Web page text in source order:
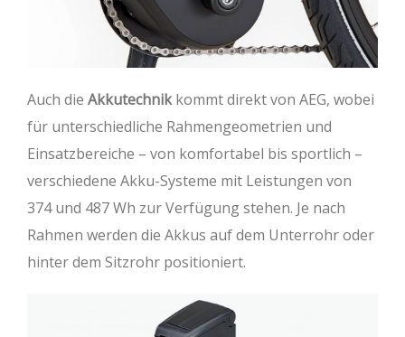
Auch die Akkutechnikkommt direkt von AEG, wobei
für unterschiedliche Rahmengeometrien und
Einsatzbereiche – von komfortabel bis sportlich –
verschiedene Akku-Systeme mit Leistungen von
374 und 487 Wh zur Verfügung stehen. Je nach
Rahmen werden die Akkus auf dem Unterrohr oder
hinter dem Sitzrohr positioniert.